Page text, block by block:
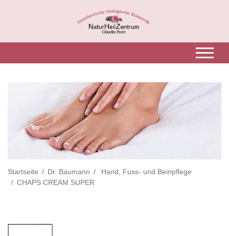
Startseite Dr. Baumann
Hand, Fuss- und Beinpflege
CHAPS CREAM SUPER